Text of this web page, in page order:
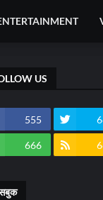
US
555
666